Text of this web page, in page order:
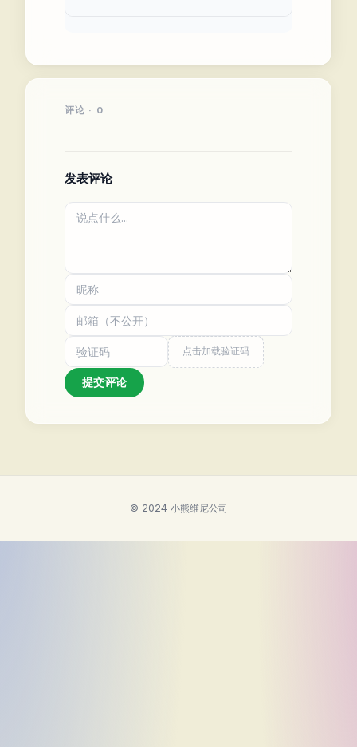
评论 · 0
发表评论
点击加载验证码
提交评论
© 2024 小熊维尼公司